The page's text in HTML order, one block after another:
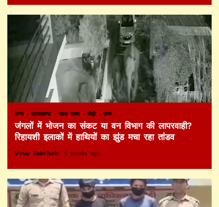
अन्य उत्तराखण्ड खास खबर पौड़ी राज्य
जंगलों में भोजन का संकट या वन विभाग की लापरवाही?
रिहायशी इलाकों में हाथियों का झुंड मचा रहा तांडव
Vinay Kainthola 4 weeks ago